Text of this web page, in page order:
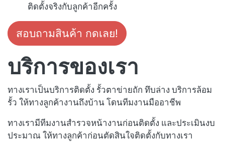
ติดตั้งจริงกับลูกค้าอีกครั้ง
สอบถามสินค้า กดเลย!
บริการของเรา
ทางเราเป็นบริการติดตั้ง รั้วตาข่ายถัก ทึบล่าง บริการล้อม
รั้ว ให้ทางลูกค้างานถึงบ้าน โดนทีมงานมืออาชีพ
ทางเรามีทีมงานสำรวจหน้างานก่อนติดตั้ง และประเมินงบ
ประมาณ ให้ทางลูกค้าก่อนตัดสินใจติดตั้งกับทางเรา